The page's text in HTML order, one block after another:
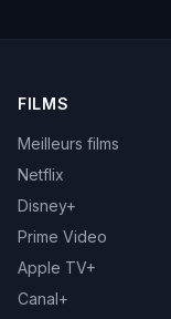
FILMS
Meilleurs films
Netflix
Disney+
Prime Video
Apple TV+
Canal+